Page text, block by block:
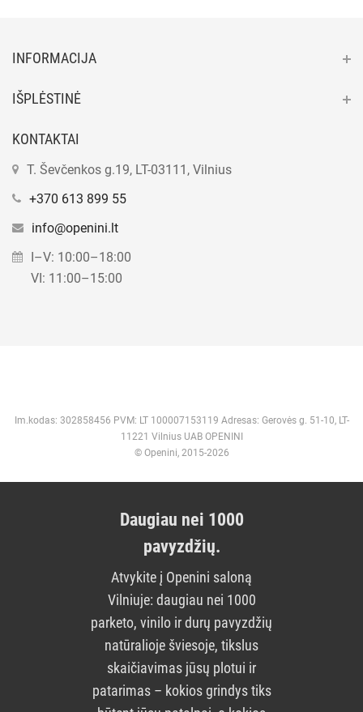
INFORMACIJA
IŠPLĖSTINĖ
KONTAKTAI
T. Ševčenkos g.19, LT-03111, Vilnius
+370 613 899 55
info@openini.lt
I–V: 10:00–18:00
VI: 11:00–15:00
Im.kodas: 302858456 PVM: LT 100007153119 Adresas: Gerovės g. 51-10, LT-
11221 Vilnius UAB OPENINI
© Openini, 2015-2026
Daugiau nei 1000
pavyzdžių.
Atvykite į Openini saloną
Vilniuje: daugiau nei 1000
parketo, vinilo ir durų pavyzdžių
natūralioje šviesoje, tikslus
skaičiavimas jūsų plotui ir
patarimas – kokios grindys tiks